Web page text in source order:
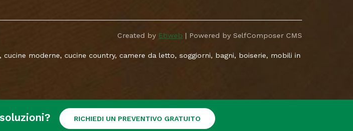
RICHIEDI UN PREVENTIVO GRATUITO
Created by Ebweb | Powered by SelfComposer CMS
moderne, cucine country, camere da letto, soggiorni, bagni, boiserie, mobili in